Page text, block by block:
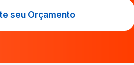
seu Orçamento